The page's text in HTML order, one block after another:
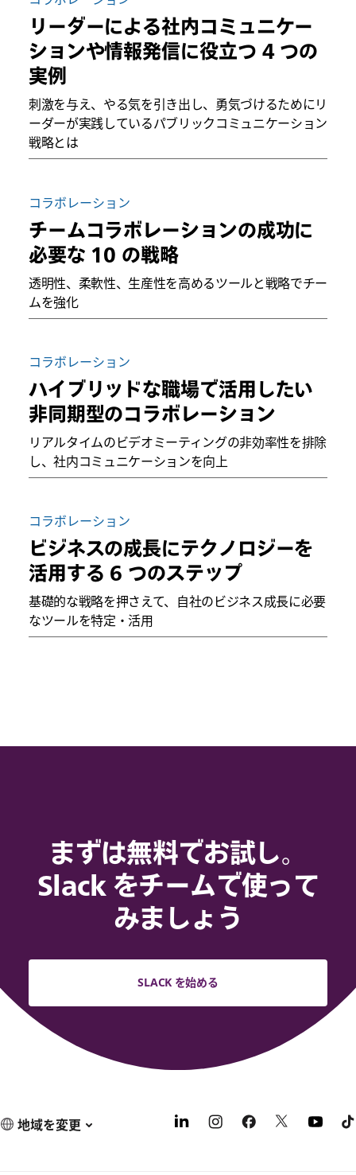
リーダーによる社内コミュニケー
ションや情報発信に役立つ 4 つの
実例
刺激を与え、やる気を引き出し、勇気づけるためにリ
ーダーが実践しているパブリックコミュニケーション
戦略とは
コラボレーション
チームコラボレーションの成功に
必要な 10 の戦略
透明性、柔軟性、生産性を高めるツールと戦略でチー
ムを強化
コラボレーション
ハイブリッドな職場で活用したい
非同期型のコラボレーション
リアルタイムのビデオミーティングの非効率性を排除
し、社内コミュニケーションを向上
コラボレーション
ビジネスの成長にテクノロジーを
活用する 6 つのステップ
基礎的な戦略を押さえて、自社のビジネス成長に必要
なツールを特定・活用
まずは無料でお試し。
Slack をチームで使って
みましょう
SLACK を始める
地域を変更